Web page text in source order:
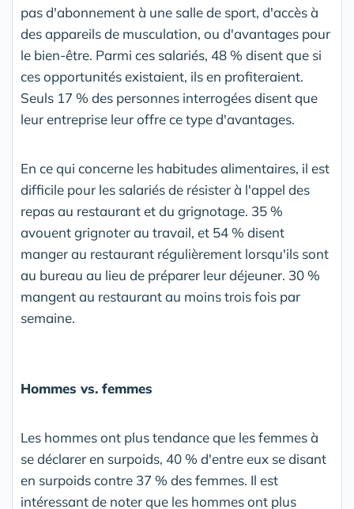
pas d'abonnement à une salle de sport, d'accès à
des appareils de musculation, ou d'avantages pour
le bien-être. Parmi ces salariés, 48 % disent que si
ces opportunités existaient, ils en profiteraient.
Seuls 17 % des personnes interrogées disent que
leur entreprise leur offre ce type d'avantages.
En ce qui concerne les habitudes alimentaires, il est
difficile pour les salariés de résister à l'appel des
repas au restaurant et du grignotage. 35 %
avouent grignoter au travail, et 54 % disent
manger au restaurant régulièrement lorsqu'ils sont
au bureau au lieu de préparer leur déjeuner. 30 %
mangent au restaurant au moins trois fois par
semaine.
Hommes vs. femmes
Les hommes ont plus tendance que les femmes à
se déclarer en surpoids, 40 % d'entre eux se disant
en surpoids contre 37 % des femmes. Il est
intéressant de noter que les hommes ont plus